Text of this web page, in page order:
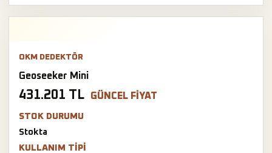
OKM DEDEKTÖR
Geoseeker Mini
431.201 TL GÜNCEL FIYAT
STOK DURUMU
Stokta
KULLANIM TIPI